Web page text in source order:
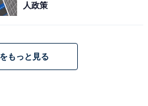
人政策
もっと見る